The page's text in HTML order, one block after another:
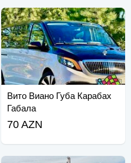
Вито Виано Губа Карабах
Габала
70 AZN